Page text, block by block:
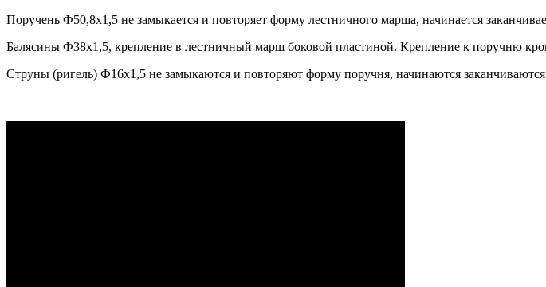
Поручень Ф50,8х1,5 не замыкается и повторяет форму лестничного марша, начинается
Балясины Ф38х1,5, крепление в лестничный марш боковой пластиной. Крепление к поручню
Струны (ригель) Ф16х1,5 не замыкаются и повторяют форму поручня, начинаются заканчиваются